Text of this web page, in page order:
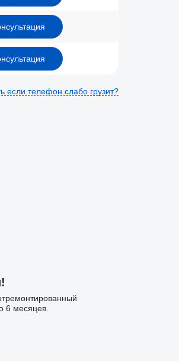
если телефон слабо грузит?
6 месяцев.